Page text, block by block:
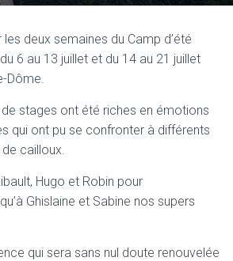
deux semaines du Camp d’été
6 au 13 juillet et du 14 au 21 juillet
Dôme.
stages ont été riches en émotions
qui ont pu se confronter à différents
cailloux.
Hugo et Robin pour
Ghislaine et Sabine nos supers
qui sera sans nul doute renouvelée